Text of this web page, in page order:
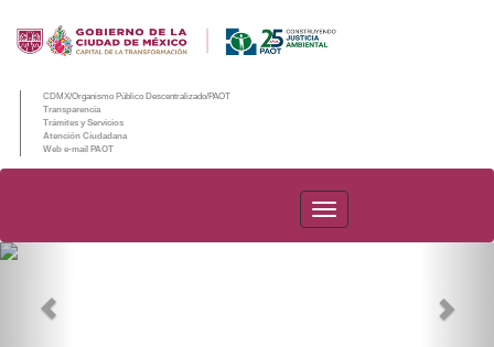
CDMX/Organismo Público Descentralizado/PAOT
Transparencia
Trámites y Servicios
Atención Ciudadana
Web e-mail PAOT
PAOT